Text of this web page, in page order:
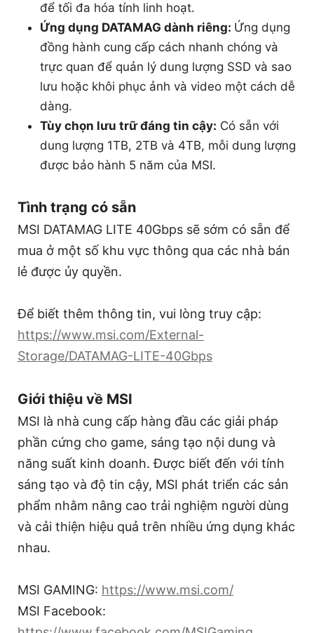
để tối đa hóa tính linh hoạt.
Ứng dụng DATAMAG dành riêng: Ứng dụng
đồng hành cung cấp cách nhanh chóng và
trực quan để quản lý dung lượng SSD và sao
lưu hoặc khôi phục ảnh và video một cách dễ
dàng.
Tùy chọn lưu trữ đáng tin cậy: Có sẵn với
dung lượng 1TB, 2TB và 4TB, mỗi dung lượng
được bảo hành 5 năm của MSI.
Tình trạng có sẵn
MSI DATAMAG LITE 40Gbps sẽ sớm có sẵn để
mua ở một số khu vực thông qua các nhà bán
lẻ được ủy quyền.
Để biết thêm thông tin, vui lòng truy cập:
https://www.msi.com/External-
Storage/DATAMAG-LITE-40Gbps
Giới thiệu về MSI
MSI là nhà cung cấp hàng đầu các giải pháp
phần cứng cho game, sáng tạo nội dung và
năng suất kinh doanh. Được biết đến với tính
sáng tạo và độ tin cậy, MSI phát triển các sản
phẩm nhằm nâng cao trải nghiệm người dùng
và cải thiện hiệu quả trên nhiều ứng dụng khác
nhau.
MSI GAMING: https://www.msi.com/
MSI Facebook: